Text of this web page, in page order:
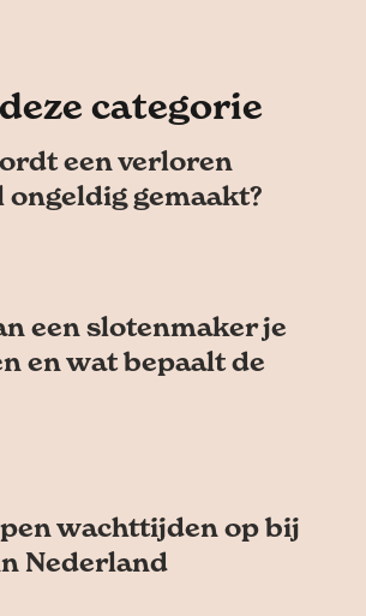
categorie
een verloren
gemaakt?
een slotenmaker je
en wat bepaalt de
wachttijden op bij
Nederland